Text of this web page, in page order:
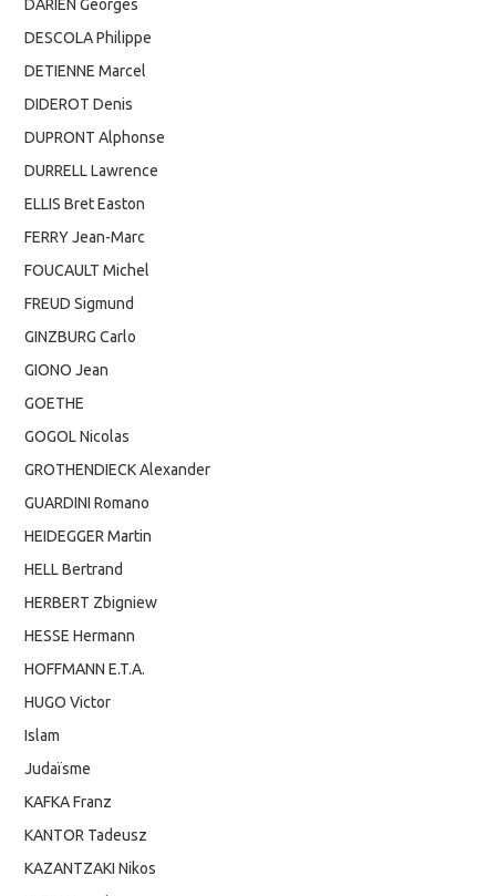
DARIEN Georges
DESCOLA Philippe
DETIENNE Marcel
DIDEROT Denis
DUPRONT Alphonse
DURRELL Lawrence
ELLIS Bret Easton
FERRY Jean-Marc
FOUCAULT Michel
FREUD Sigmund
GINZBURG Carlo
GIONO Jean
GOETHE
GOGOL Nicolas
GROTHENDIECK Alexander
GUARDINI Romano
HEIDEGGER Martin
HELL Bertrand
HERBERT Zbigniew
HESSE Hermann
HOFFMANN E.T.A.
HUGO Victor
Islam
Judaïsme
KAFKA Franz
KANTOR Tadeusz
KAZANTZAKI Nikos